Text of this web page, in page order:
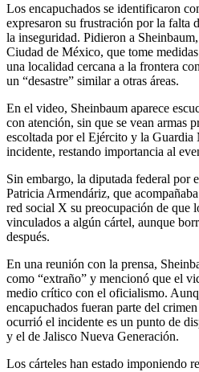
Los encapuchados se identificaron
expresaron su frustración por la falta
la inseguridad. Pidieron a
Ciudad de México, que tome
una localidad cercana a la frontera
un “desastre” similar a otras áreas.
En el video, Sheinbaum aparece
con atención, sin que se vean armas
escoltada por el Ejército y la
incidente, restando importancia al
Sin embargo, la diputada federal por
Patricia Armendáriz, que
red social X su preocupación de que
vinculados a algún cártel, aunque
después.
En una reunión con la prensa,
como “extraño” y mencionó que el
medio crítico con el oficialismo.
encapuchados fueran parte del
ocurrió el incidente es un punto de
y el de Jalisco Nueva Generación.
Los cárteles han estado imponiendo